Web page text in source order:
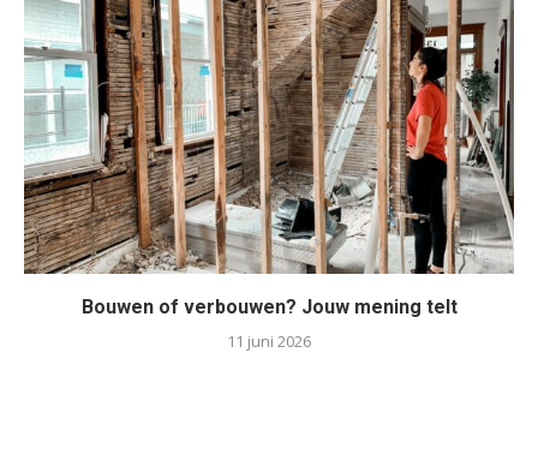
Bouwen of verbouwen? Jouw mening telt
11 juni 2026